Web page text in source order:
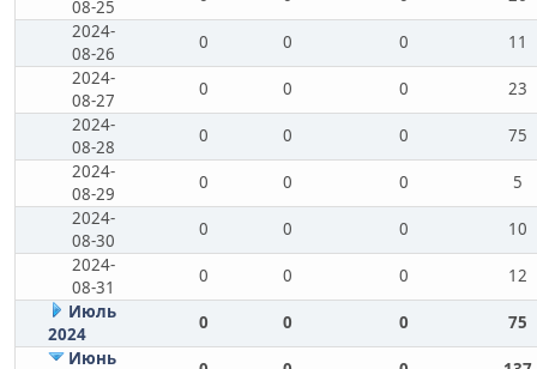
08-25
2024-
08-26
0 0 0
11
2024-
08-27
0 0 0
23
2024-
08-28
0 0 0
75
2024-
08-29
0 0 0
5
2024-
08-30
0 0 0
10
2024-
08-31
0 0 0
12
Июль
2024
0 0 0
75
Июнь